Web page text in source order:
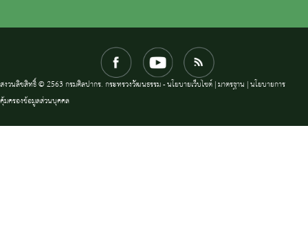
สงวนลิขสิทธิ์ © 2563 กรมศิลปากร. กระทรวงวัฒนธรรม -นโยบายเว็บไซต์|มาตรฐาน |นโยบายการ
คุ้มครองข้อมูลส่วนบุคคล